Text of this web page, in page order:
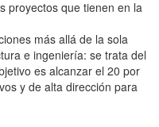
proyectos que tienen en la
más allá de la sola
e ingeniería: se trata del
es alcanzar el 20 por
y de alta dirección para